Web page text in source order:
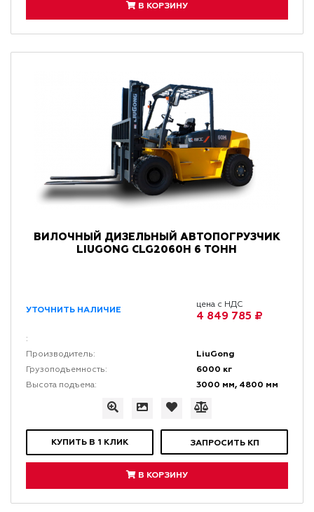
В КОРЗИНУ
ВИЛОЧНЫЙ ДИЗЕЛЬНЫЙ АВТОПОГРУЗЧИК
LIUGONG CLG2060H 6 ТОНН
УТОЧНИТЬ НАЛИЧИЕ
цена с НДС
4 849 785 ₽
:
Производитель:
LiuGong
Грузоподъемность: 6000 кг
Высота подъема: 3000 мм, 4800 мм
КУПИТЬ В 1 КЛИК ЗАПРОСИТЬ КП
В КОРЗИНУ